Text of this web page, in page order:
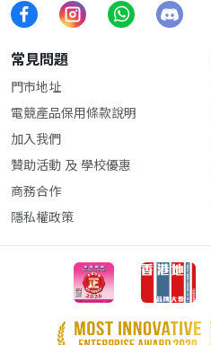
常見問題
門市地址
電競產品保用條款說明
加入我們
贊助活動 及 學校優惠
商務合作
隱私權政策